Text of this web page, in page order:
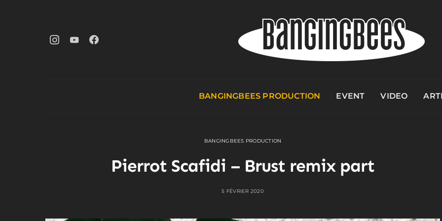
BANGINGBEES PRODUCTION EVENT VIDEO
BANGINGBEES PRODUCTION
Pierrot Scafidi – Brust remix part
5 FÉVRIER 2020